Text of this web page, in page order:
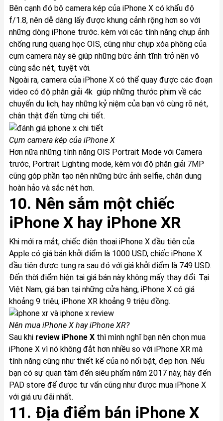
Bên cạnh đó bộ camera kép của iPhone Xcó khẩu độ
f/1.8, nên dễ dàng lấy được khung cảnh rộng hơn so với
những dòng iPhone trước. kèm với các tính năng chụp ảnh
chống rung quang học OIS, cũng như chụp xóa phông của
cụm camera này sẽ giúp những bức ảnh tĩnh trở nên vô
cùng sắc nét, tuyệt vời.
Ngoài ra, camera của iPhone Xcó thể quay được các đoạn
video có độ phân giải 4k giúp những thước phim về các
chuyến du lịch, hay những kỷ niệm của bạn vô cùng rõ nét,
chân thật đến từng chi tiết.
Cụm camera kép của iPhone X
Hơn nữa những tính năng OIS Portrait Mode với Camera
trước, Portrait Lighting mode, kèm với độ phân giải 7MP
cũng góp phần tạo nên những bức ảnh selfie, chân dung
hoàn hảo và sắc nét hơn.
10. Nên sắm một chiếc
iPhone Xhay iPhone XR
Khi mới ra mắt, chiếc điện thoạiiPhone Xđầu tiên của
Apple có giá bán khởi điểm là 1000 USD, chiếc iPhone X
đầu tiên được tung ra sau đó với giá khởi điểm là 749 USD.
Đến thời điểm hiện tại giá bán này không mấy thay đổi. Tại
Việt Nam, giá bạn tại những cửa hàng,iPhone Xcó giá
khoảng 9 triệu, iPhone XR khoảng 9 triệu đồng.
Nên muaiPhone XhayiPhone XR?
Sau khi reviewiPhone Xthì mình nghĩ bạn nên chọn mua
iPhone Xvì nó không đắt hơn nhiều so vớiiPhone XRmà
tính năng cũng như thiết kế của nó nổi bật, đẹp hơn. Nếu
bạn có sự quan tâm đến siêu phẩm năm 2017 này, hãy đến
PAD store để được tư vấn cũng như được mua iPhone X
với giá ưu đãi nhất.
11. Địa điểm bán iPhone X